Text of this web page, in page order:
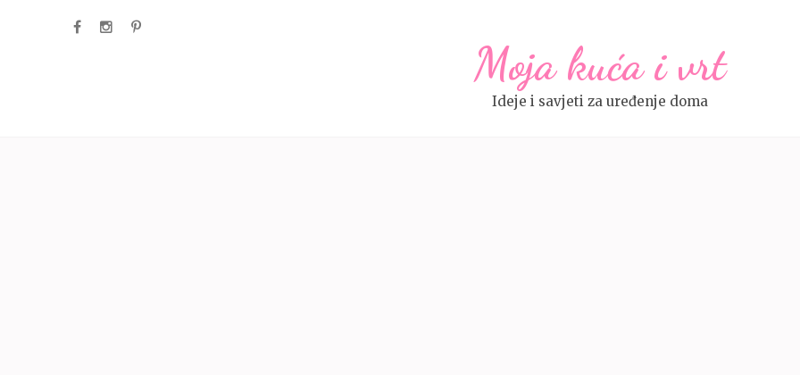
Moja kuća i vrt
Ideje i savjeti za uređenje doma